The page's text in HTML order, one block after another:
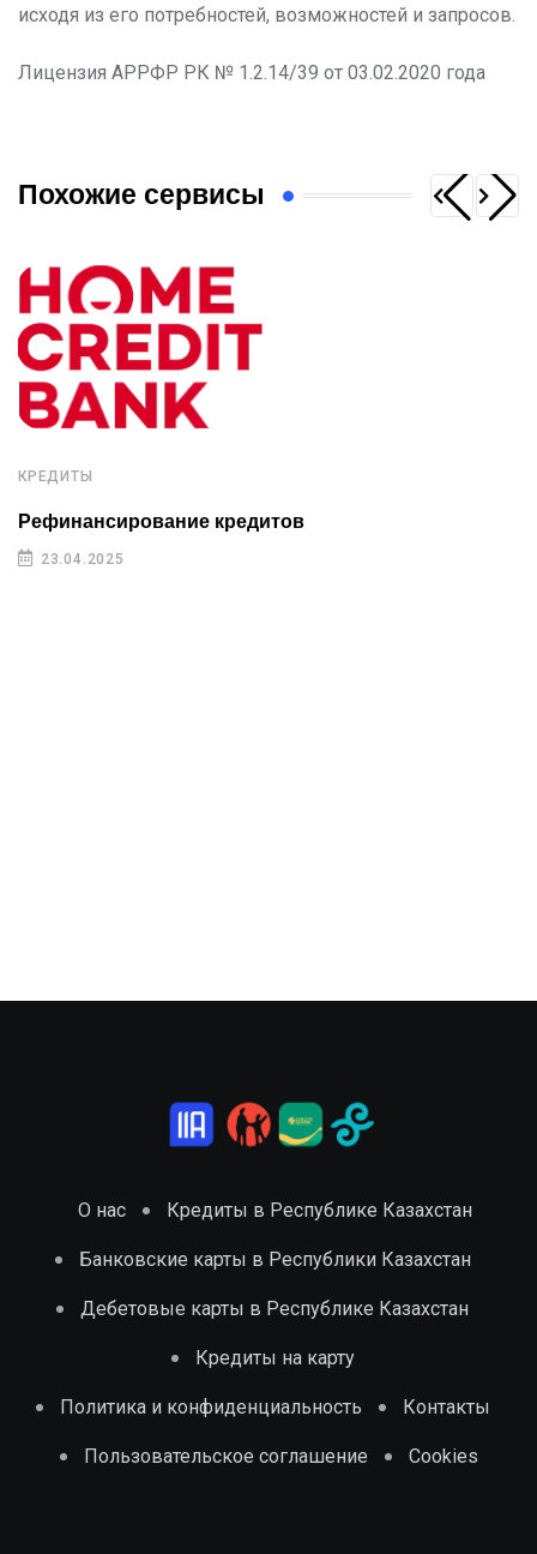
исходя из его потребностей, возможностей и запросов.
Лицензия АРРФР РК № 1.2.14/39 от 03.02.2020 года
Похожие сервисы
КРЕДИТЫ
Рефинансирование кредитов
23.04.2025
О нас Кредиты в Республике Казахстан
Банковские карты в Республики Казахстан
Дебетовые карты в Республике Казахстан
Кредиты на карту
Политика и конфиденциальность Контакты
Пользовательское соглашение Cookies